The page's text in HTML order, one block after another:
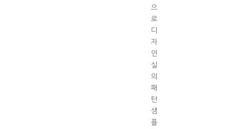
으
로
디
자
인
실
의
패
턴
샘
플